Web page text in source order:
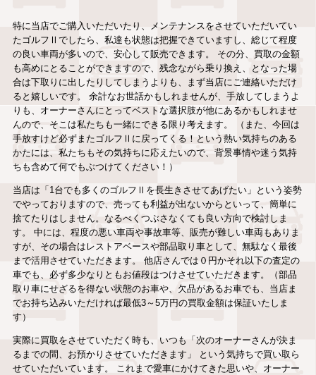
特に当店でご購入いただいたり、メンテナンスをさせていただいてい
たゴルフⅡでしたら、私達も状態は把握できていますし、総じて程度
の良い車両が多いので、安心して販売できます。 その分、買取の金額
も高めにとることができますので、残念ながら乗り換え、となった場
合は下取りに出したりしてしまうよりも、まず当店にご連絡いただけ
ると嬉しいです。 余計なお世話かもしれませんが、手放してしまうよ
りも、オーナーさんにとってベストな選択肢が他にあるかもしれませ
んので、そこは私たちも一緒にできる限り考えます。 （また、今回は
手放すけど必ずまたゴルフⅡに戻ってくる！という熱い気持ちのある
かたには、私たちもその気持ちに応えたいので、背景事情や迷う気持
ちも含めて何でもぶつけてください！）
当店は「1台でも多くのゴルフⅡを長生きさせてあげたい」という姿勢
でやっておりますので、売っても利益が出ないからといって、簡単に
捨てたりはしません。なるべくつぶさなくても良い方向で検討しま
す。 中には、程度の悪い車両や事故車等、販売が難しい車両もありま
すが、その場合はレストアベースや部品取り車として、無駄なく最後
まで活用させていただきます。 他店さんでは０円かそれ以下の査定の
車でも、必ず多少なりともお値段はつけさせていただきます。（部品
取り車にせざるを得ない状態のお車や、欠品があるお車でも、当店ま
でお持ち込みいただければ最低3～5万円の買取金額は保証いたしま
す）
実際に買取をさせていただく時も、いつも「次のオーナーさんが決ま
るまでの間、お預かりさせていただきます」 という気持ちで買い取ら
せていただいています。 これまで愛車にかけてきた思いや、オーナー